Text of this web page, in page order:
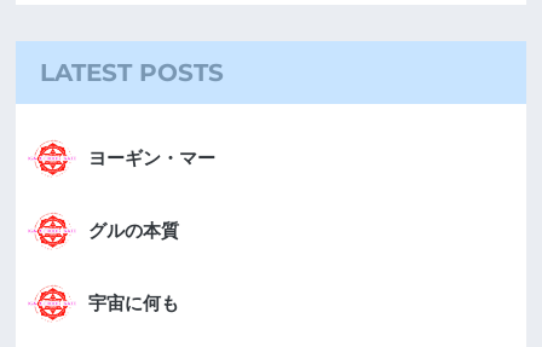
LATEST POSTS
ヨーギン・マー
グルの本質
宇宙に何も